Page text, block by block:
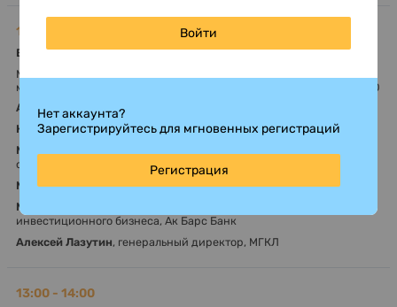
11:30 - 13:00
Выход узбекских компаний на российский долговой рынок
Модератор:
международного бизнеса и делового администрирования, МГИМО
Алексей Мухин , заместитель генерального директора, АКРА
Наталья Яценко, исполнительный директор, Газпромбанк
Мансур Гусейнов
облигационных займов, Московский кредитный банк
Марина Холмакова, старший клиентский менеджер, Эксперт РА
Марк Рубинштейн
инвестиционного бизнеса, Ак Барс Банк
Алексей Лазутин, генеральный директор, МГКЛ
13:00 - 14:00
Войти
Нет аккаунта?
Зарегистрируйтесь для мгновенных регистраций
Регистрация